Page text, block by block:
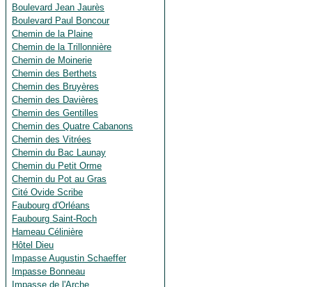
Boulevard Jean Jaurès
Boulevard Paul Boncour
Chemin de la Plaine
Chemin de la Trillonnière
Chemin de Moinerie
Chemin des Berthets
Chemin des Bruyères
Chemin des Davières
Chemin des Gentilles
Chemin des Quatre Cabanons
Chemin des Vitrées
Chemin du Bac Launay
Chemin du Petit Orme
Chemin du Pot au Gras
Cité Ovide Scribe
Faubourg d'Orléans
Faubourg Saint-Roch
Hameau Célinière
Hôtel Dieu
Impasse Augustin Schaeffer
Impasse Bonneau
Impasse de l'Arche